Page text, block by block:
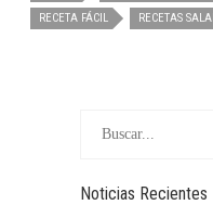
RECETA FÁCIL
RECETAS
Noticias Recientes